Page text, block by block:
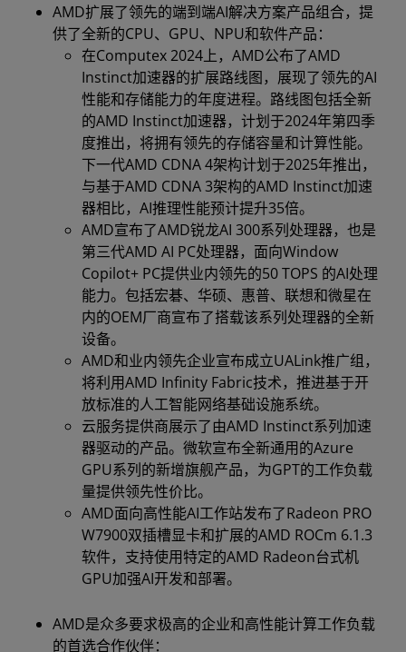
AMD扩展了领先的端到端AI解决方案产品组合，提
供了全新的CPU、GPU、NPU和软件产品：
在Computex 2024上，AMD公布了AMD
Instinct加速器的扩展路线图，展现了领先的AI
性能和存储能力的年度进程。路线图包括全新
的AMD Instinct加速器，计划于2024年第四季
度推出，将拥有领先的存储容量和计算性能。
下一代AMD CDNA 4架构计划于2025年推出，
与基于AMD CDNA 3架构的AMD Instinct加速
器相比，AI推理性能预计提升35倍。
AMD宣布了AMD锐龙AI 300系列处理器，也是
第三代AMD AI PC处理器，面向Window
Copilot+ PC提供业内领先的50 TOPS 的AI处理
能力。包括宏碁、华硕、惠普、联想和微星在
内的OEM厂商宣布了搭载该系列处理器的全新
设备。
AMD和业内领先企业宣布成立UALink推广组，
将利用AMD Infinity Fabric技术，推进基于开
放标准的人工智能网络基础设施系统。
云服务提供商展示了由AMD Instinct系列加速
器驱动的产品。微软宣布全新通用的Azure
GPU系列的新增旗舰产品，为GPT的工作负载
量提供领先性价比。
AMD面向高性能AI工作站发布了Radeon PRO
W7900双插槽显卡和扩展的AMD ROCm 6.1.3
软件，支持使用特定的AMD Radeon台式机
GPU加强AI开发和部署。
AMD是众多要求极高的企业和高性能计算工作负载
的首选合作伙伴：